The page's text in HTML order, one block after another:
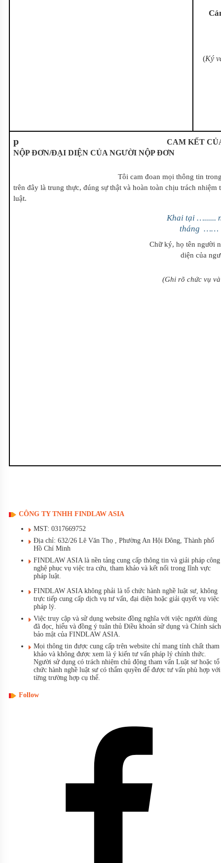
(Ký
p CAM KẾT CỦA
NỘP ĐƠN/ĐẠI DIỆN CỦA NGƯỜI NỘP ĐƠN
Tôi cam đoan mọi thông tin trong tờ
trên đây là trung thực, đúng sự thật và hoàn toàn chịu trách nhiệm
luật.
Khai tại
tháng ……
Chữ ký, họ tên người nộp
diện của
(Ghi rõ chức vụ
CÔNG TY TNHH FINDLAW ASIA
MST: 0317669752
Địa chỉ: 632/26 Lê Văn Thọ , Phường An Hội Đông, Thành phố
Hồ Chí Minh
FINDLAW ASIA là nền tảng cung cấp thông tin và giải pháp công
nghệ phục vụ việc tra cứu, tham khảo và kết nối trong lĩnh vực
pháp luật.
FINDLAW ASIA không phải là tổ chức hành nghề luật sư, không
trực tiếp cung cấp dịch vụ tư vấn, đại diện hoặc giải quyết vụ việc
pháp lý.
Việc truy cập và sử dụng website đồng nghĩa với việc người dùng
đã đọc, hiểu và đồng ý tuân thủ Điều khoản sử dụng và Chính sách
bảo mật của FINDLAW ASIA.
Mọi thông tin được cung cấp trên website chỉ mang tính chất tham
khảo và không được xem là ý kiến tư vấn pháp lý chính thức.
Người sử dụng có trách nhiệm chủ động tham vấn Luật sư hoặc tổ
chức hành nghề luật sư có thẩm quyền để được tư vấn phù hợp với
từng trường hợp cụ thể.
Follow